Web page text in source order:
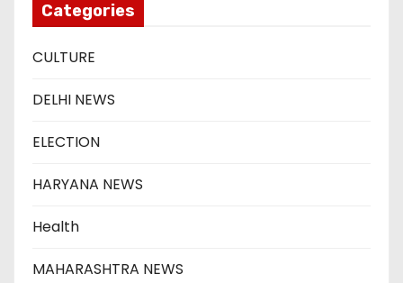
Categories
CULTURE
DELHI NEWS
ELECTION
HARYANA NEWS
Health
MAHARASHTRA NEWS